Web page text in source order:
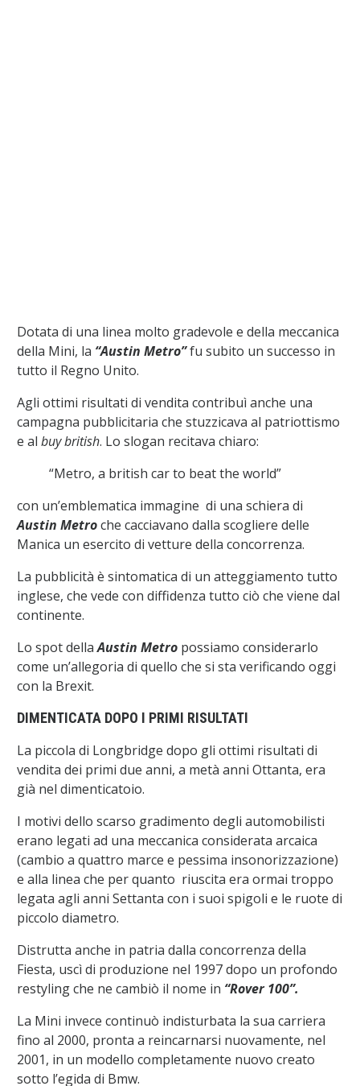
Dotata di una linea molto gradevole e della meccanica
della Mini, la “Austin Metro”fu subito un successo in
tutto il Regno Unito.
Agli ottimi risultati di vendita contribuì anche una
campagna pubblicitaria che stuzzicava al patriottismo
e al buy british. Lo slogan recitava chiaro:
“Metro, a british car to beat the world”
con un’emblematica immagine di una schiera di
Austin Metroche cacciavano dalla scogliere delle
Manica un esercito di vetture della concorrenza.
La pubblicità è sintomatica di un atteggiamento tutto
inglese, che vede con diffidenza tutto ciò che viene dal
continente.
Lo spot dellaAustin Metro possiamo considerarlo
come un’allegoria di quello che si sta verificando oggi
con la Brexit.
DIMENTICATA DOPO I PRIMI RISULTATI
La piccola di Longbridge dopo gli ottimi risultati di
vendita dei primi due anni, a metà anni Ottanta, era
già nel dimenticatoio.
I motivi dello scarso gradimento degli automobilisti
erano legati ad una meccanica considerata arcaica
(cambio a quattro marce e pessima insonorizzazione)
e alla linea che per quanto riuscita era ormai troppo
legata agli anni Settanta con i suoi spigoli e le ruote di
piccolo diametro.
Distrutta anche in patria dalla concorrenza della
Fiesta, uscì di produzione nel 1997 dopo un profondo
restyling che ne cambiò il nome in “Rover 100”.
La Mini invece continuò indisturbata la sua carriera
fino al 2000, pronta a reincarnarsi nuovamente, nel
2001, in un modello completamente nuovo creato
sotto l’egida di Bmw.